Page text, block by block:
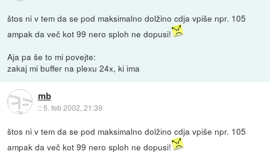
štos ni v tem da se pod maksimalno dolžino cdja vpiše npr. 105
ampak da več kot 99 nero sploh ne dopusi!
Aja pa še to mi povejte:
zakaj mi buffer na plexu 24x, ki ima
mb
::5. feb 2002, 21:39
štos ni v tem da se pod maksimalno dolžino cdja vpiše npr. 105
ampak da več kot 99 nero sploh ne dopusi!